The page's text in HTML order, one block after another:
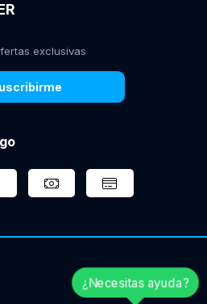
exclusivas
¿Necesitas ayuda?